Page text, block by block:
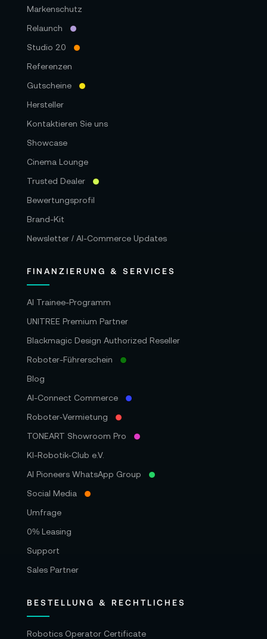
SMPTE 424M, SMPTE 425M Level A und B
SMPTE 2081‑1, SMPTE 2081‑10, SMPTE 2082‑1
und SMPTE 2082‑10
SDI-Audioabtastfrequenz: Standard-
Fernsehabtastrate von 48 kHz und 24 Bit
Medien:
für externe Datenträger zum Aufzeichnen in
Blackmagic RAW
Speicherträgerformat: Formatiert Medien in
die Dateisysteme ExFAT (Windows/Mac) oder
HFS+ (Mac)
Codecs:
Unterstützt: Blackmagic RAW Constant
Bitrate 3:1/ 5:1/ 8:1/ 12:1; Blackmagic RAW
Constant Quality Q0/ Q1/ Q3/ Q5
Speicher:
Erweiterungsport für externe Datenträger
3840x2160 mit ausgewählten Framerate
Frames pro Sekunde, 3840 x 2160 (Ultra HD):
Blackmagic RAW 3:1 - 127 MB/s/ 5:1 - 77 MB/s/
8:1 - 48 MB/s/ 12:1 - 32 MB/s/ Q0 - 96–190
MB/s/ Q1 - 64–153 MB/s/ Q3 - 43–109 MB/s/
Steuerung:
Markenschutz
Relaunch
Studio 2.0
Referenzen
Gutscheine
Hersteller
Kontaktieren Sie uns
Showcase
Cinema Lounge
Trusted Dealer
Bewertungsprofil
Brand-Kit
Newsletter / AI-Commerce Updates
FINANZIERUNG & SERVICES
AI Trainee-Programm
UNITREE Premium Partner
Blackmagic Design Authorized Reseller
Roboter-Führerschein
Blog
AI-Connect Commerce
Roboter‑Vermietung
TONEART Showroom Pro
KI-Robotik-Club e.V.
AI Pioneers WhatsApp Group
Social Media
Umfrage
0% Leasing
Support
Sales Partner
BESTELLUNG & RECHTLICHES
Robotics Operator Certificate